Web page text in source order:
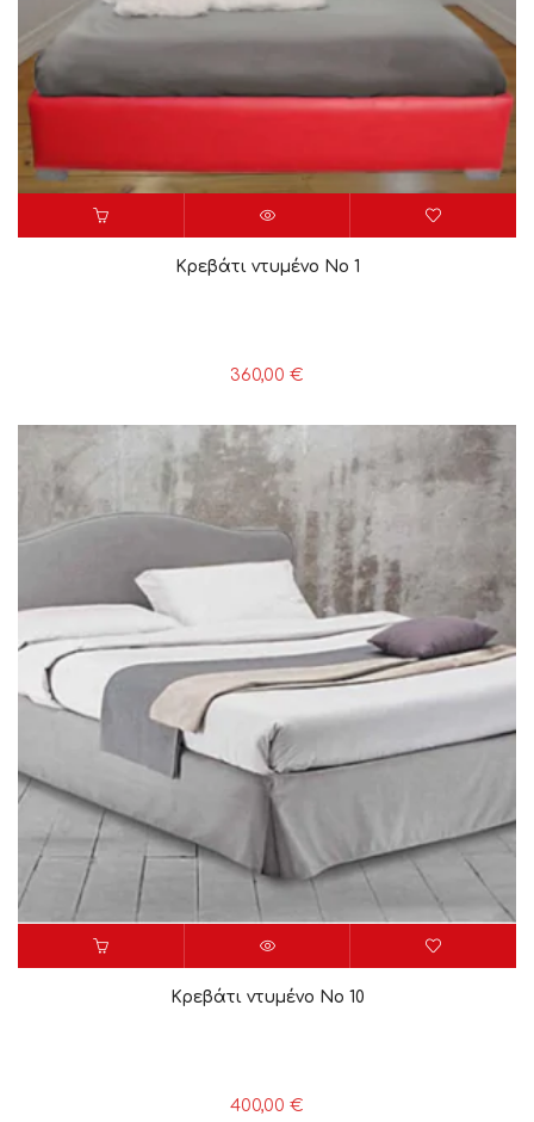
Κρεβάτι ντυμένο Νο 1
360,00 €
Κρεβάτι ντυμένο Νο 10
400,00 €